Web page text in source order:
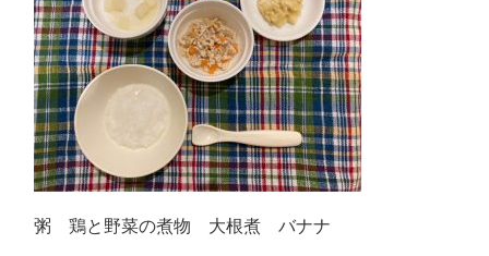
粥 鶏と野菜の煮物 大根煮 バナナ